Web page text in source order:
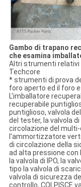
Gambo di trapano
che esamina
Altri strumenti relativi
Techcore
* strumenti di prova
foro aperto ed il foro
L'imballatore
recuperabile
puntiglioso, valvola
del tester, la valvola di
circolazione del
l'ammortizzatore
di circolazione della
ad alta pressione con
la valvola di IPO, la
tipo la valvola di
valvola di sicurezza
controllo, COLPISCE